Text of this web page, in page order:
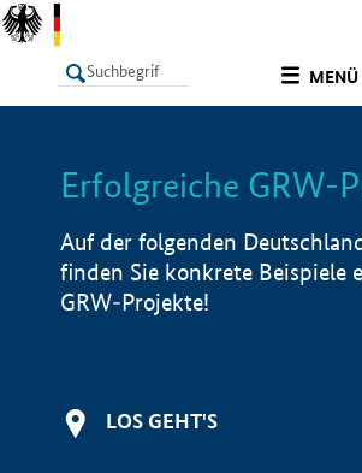
MENÜ
LISTE
Erfolgreiche GRW-
Auf der folgenden
finden Sie konkrete Beispiele
GRW-Projekte!
LOS GEHT'S